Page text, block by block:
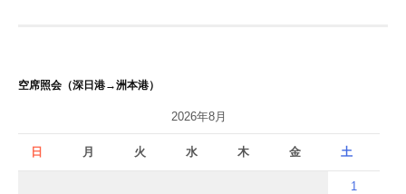
空席照会（深日港→洲本港）
2026年8月
日 月 火 水 木 金 土
1